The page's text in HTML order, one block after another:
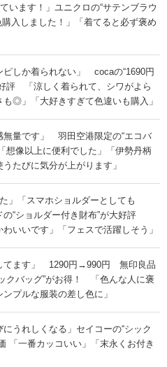
います！」ユニクロの“サテンブラウ
入しました！」「着てると必ず褒め
ピしか着られない」 cocaの“1690円
評 「涼しく着られて、シワがよら
も◎」「大好きすぎて色違いも購入」
無量です」 羽田空港限定の“エコバ
想像以上に便利でした」「伊勢丹柄
たびに気分が上がります」
」「スマホショルダーとしても
“ショルダー付き財布”が大好評
わいいです」「フェスで活躍しそう」
てます」 1290円→990円 無印良品
クバッグ”がお得！ 「色んな人に褒
プルな服装の差し色に」
にうれしくなる」セイコーの“シック
「一番カッコいい」「末永くお付き